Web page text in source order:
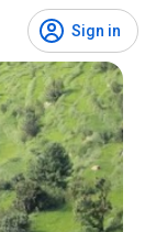
Sign in